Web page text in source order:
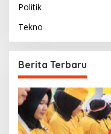
Politik
Tekno
Berita Terbaru